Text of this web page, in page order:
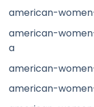
american-
american-
a
american-
american-